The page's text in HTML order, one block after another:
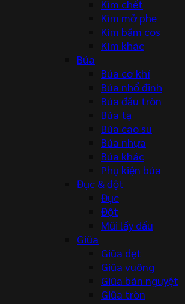
Kìm chết
Kìm mở phe
Kìm bấm cos
Kìm khác
Búa
Búa cơ khí
Búa nhổ đinh
Búa đầu tròn
Búa tạ
Búa cao su
Búa nhựa
Búa khác
Phụ kiện búa
Đục & đột
Đục
Đột
Mũi lấy dấu
Giũa
Giũa dẹt
Giũa vuông
Giũa bán nguyệt
Giũa tròn